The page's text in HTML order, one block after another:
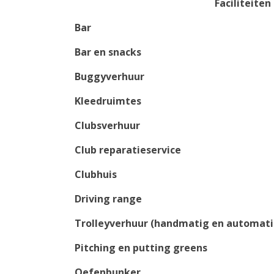
Faciliteiten
Bar
Bar en snacks
Buggyverhuur
Kleedruimtes
Clubsverhuur
Club reparatieservice
Clubhuis
Driving range
Trolleyverhuur (handmatig en
Pitching en putting greens